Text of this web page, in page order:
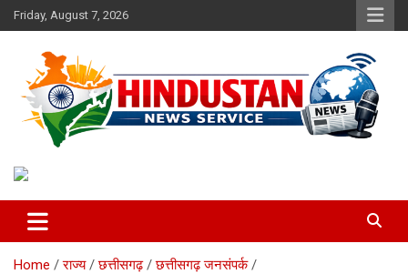
Skip
to
Friday, August 7, 2026
Hindustan News Service
Home राज्य छत्तीसगढ़
छत्तीसगढ़ जनसंपर्क